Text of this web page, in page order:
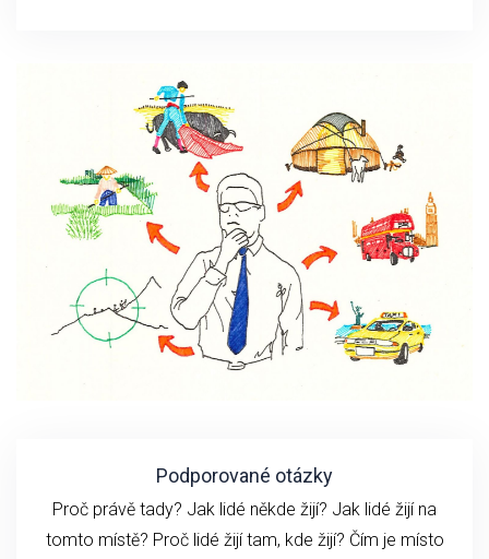
Podporované otázky
Proč právě tady? Jak lidé někde žijí? Jak lidé žijí na
tomto místě? Proč lidé žijí tam, kde žijí? Čím je místo